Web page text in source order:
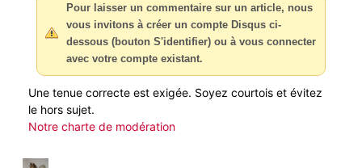
Pour laisser un commentaire sur un article, nous
vous invitons à créer un compte Disqus ci-
dessous (bouton S'identifier) ou à vous connecter
avec votre compte existant.
Une tenue correcte est exigée. Soyez courtois et évitez
le hors sujet.
Notre charte de modération